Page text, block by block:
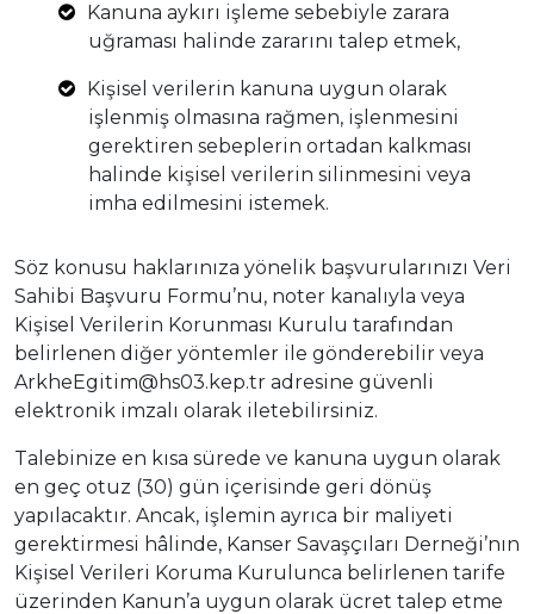
Kanuna aykırı işleme sebebiyle zarara
uğraması halinde zararını talep etmek,
Kişisel verilerin kanuna uygun olarak
işlenmiş olmasına rağmen, işlenmesini
gerektiren sebeplerin ortadan kalkması
halinde kişisel verilerin silinmesini veya
imha edilmesini istemek.
Söz konusu haklarınıza yönelik başvurularınızı Veri
Sahibi Başvuru Formu’nu, noter kanalıyla veya
Kişisel Verilerin Korunması Kurulu tarafından
belirlenen diğer yöntemler ile gönderebilir veya
ArkheEgitim@hs03.kep.tr adresine güvenli
elektronik imzalı olarak iletebilirsiniz.
Talebinize en kısa sürede ve kanuna uygun olarak
en geç otuz (30) gün içerisinde geri dönüş
yapılacaktır. Ancak, işlemin ayrıca bir maliyeti
gerektirmesi hâlinde, Kanser Savaşçıları Derneği’nın
Kişisel Verileri Koruma Kurulunca belirlenen tarife
üzerinden Kanun’a uygun olarak ücret talep etme